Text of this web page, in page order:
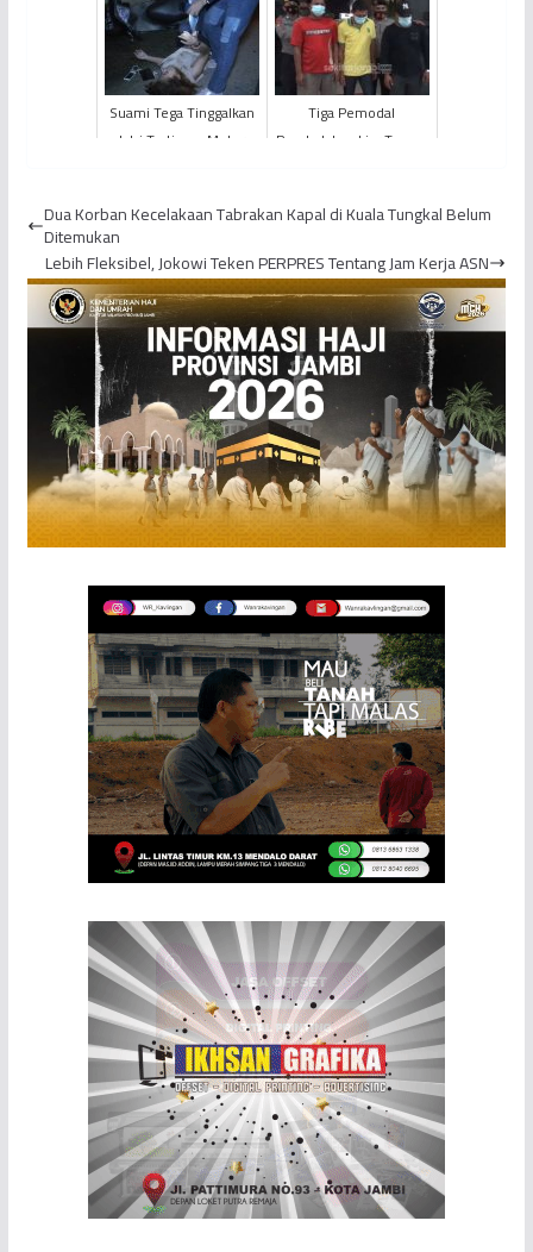
PEMPROV Jambi, Apif
Firmansyah...
Tungkal
Suami Tega Tinggalkan
Istri Tertimpa Motor
Tiga Pemodal
Pembalakan Liar Taman
Dua Korban Kecelakaan Tabrakan Kapal di Kuala Tungkal Belum
Ditemukan
Lebih Fleksibel, Jokowi Teken PERPRES Tentang Jam Kerja ASN